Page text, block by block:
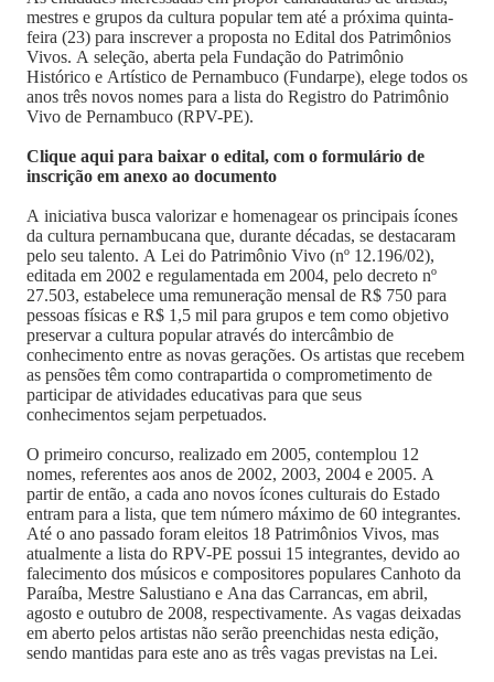
mestres e grupos da cultura popular tem até a próxima quinta-
feira (23) para inscrever a proposta no Edital dos Patrimônios
Vivos. A seleção, aberta pela Fundação do Patrimônio
Histórico e Artístico de Pernambuco (Fundarpe), elege todos os
anos três novos nomes para a lista do Registro do Patrimônio
Vivo de Pernambuco (RPV-PE).
Clique aqui para baixar o edital, com o formulário de
inscrição em anexo ao documento
A iniciativa busca valorizar e homenagear os principais ícones
da cultura pernambucana que, durante décadas, se destacaram
pelo seu talento. A Lei do Patrimônio Vivo (nº 12.196/02),
editada em 2002 e regulamentada em 2004, pelo decreto nº
27.503, estabelece uma remuneração mensal de R$ 750 para
pessoas físicas e R$ 1,5 mil para grupos e tem como objetivo
preservar a cultura popular através do intercâmbio de
conhecimento entre as novas gerações. Os artistas que recebem
as pensões têm como contrapartida o comprometimento de
participar de atividades educativas para que seus
conhecimentos sejam perpetuados.
O primeiro concurso, realizado em 2005, contemplou 12
nomes, referentes aos anos de 2002, 2003, 2004 e 2005. A
partir de então, a cada ano novos ícones culturais do Estado
entram para a lista, que tem número máximo de 60 integrantes.
Até o ano passado foram eleitos 18 Patrimônios Vivos, mas
atualmente a lista do RPV-PE possui 15 integrantes, devido ao
falecimento dos músicos e compositores populares Canhoto da
Paraíba, Mestre Salustiano e Ana das Carrancas, em abril,
agosto e outubro de 2008, respectivamente. As vagas deixadas
em aberto pelos artistas não serão preenchidas nesta edição,
sendo mantidas para este ano as três vagas previstas na Lei.